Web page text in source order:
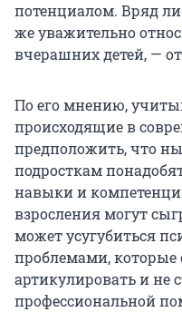
потенциалом. Вряд
же уважительно
вчерашних детей, —
По его мнению,
происходящие в
предположить, что
подросткам
навыки и
взросления могут
может усугубиться
проблемами, которые
артикулировать и не
профессиональной